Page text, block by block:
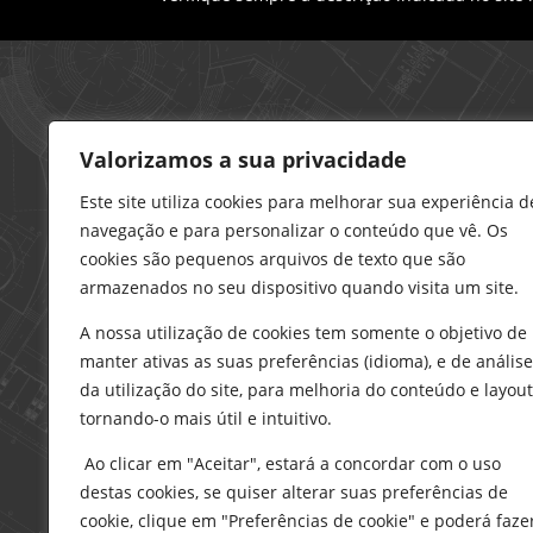
Valorizamos a sua privacidade
Este site utiliza cookies para melhorar sua experiência
navegação e para personalizar o conteúdo que vê. Os
cookies são pequenos arquivos de texto que são
armazenados no seu dispositivo quando visita um site.
A nossa utilização de cookies tem somente o objetivo de
manter ativas as suas preferências (idioma), e de análise
da utilização do site, para melhoria do conteúdo e
tornando-o mais útil e intuitivo.
Ao clicar em "Aceitar", estará a concordar com o uso
destas cookies, se quiser alterar suas preferências de
cookie, clique em "Preferências de cookie" e poderá
21 296 0195
912 606 251
charneca@delarobia.pt
R. António Andrade, 1116
2820-287 • Charneca da Caparica
Loja – Tires
214 453 329
919 865 192
tires@delarobia.pt
Av. Amália Rodrigues, 190